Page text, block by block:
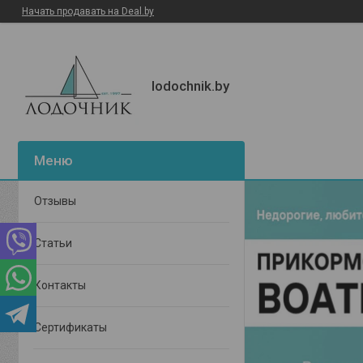
Начать продавать на Deal.by
lodochnik.by
Отзывы
Статьи
Контакты
Сертификаты